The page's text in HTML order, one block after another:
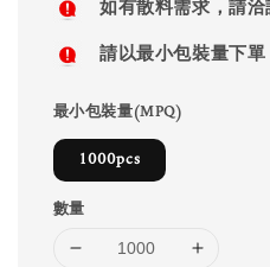
如有散料需求，請
請以最小包裝量下單
最小包裝量(MPQ)
1000pcs
數量